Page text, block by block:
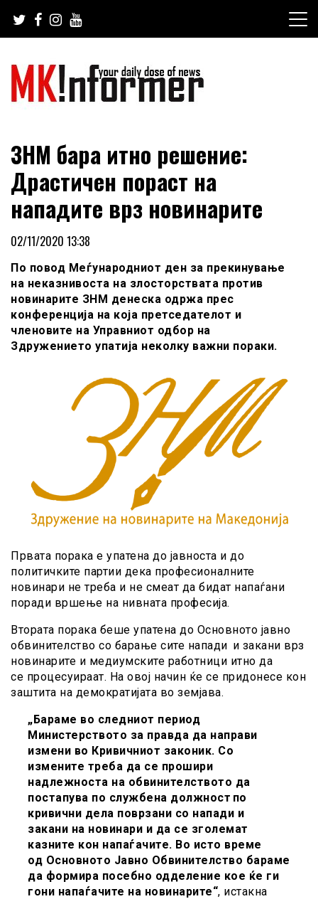
content
MKinformer
ЗНМ бара итно решение:
Драстичен пораст на
нaпaдитe врз новинарите
02/11/2020 13:38
По повод Меѓународниот ден за прекинување
на неказнивоста на злосторствата против
новинарите ЗНМ денеска одржа прес
конференција на која претседателот и
членовите на Управниот одбор на
Здружението упатија неколку важни пораки.
Првата порака е упатена до јавноста и до
политичките партии дека професионалните
новинари не треба и не смеат да бидат напаѓани
поради вршење на нивната професија.
Втората порака беше упатена до Основното јавно
обвинителство со барање сите напади и закани врз
новинарите и медиумските работници итно да
се процесуираат. На овој начин ќе се придонесе кон
заштита на демократијата во земјава.
„Бараме во следниот период
Министерството за правда да направи
измени во Кривичниот законик. Со
измените треба да се прошири
надлежноста на обвинителството да
постапува по службена должност по
кривични дела поврзани со напади и
закани на новинари и да се зголемат
казните кон напаѓачите. Во исто време
од Основното Јавно Обвинителство бараме
да формира посебно одделение кое ќе ги
гони напаѓачите на новинарите“, истакна